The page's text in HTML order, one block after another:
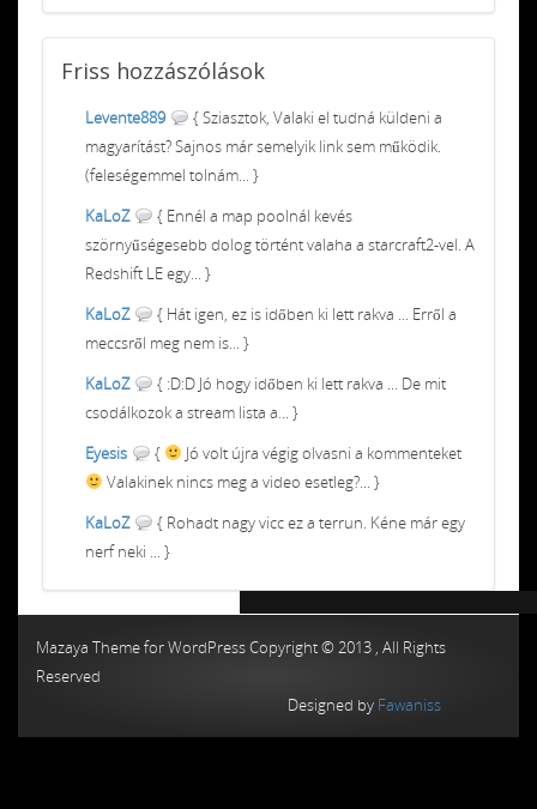
Friss hozzászólások
Levente889
{ Sziasztok, Valaki el tudná küldeni a
magyarítást? Sajnos már semelyik link sem működik.
(feleségemmel tolnám... }
KaLoZ
{ Ennél a map poolnál kevés
szörnyűségesebb dolog történt valaha a starcraft2-vel. A
Redshift LE egy... }
KaLoZ
{ Hát igen, ez is időben ki lett rakva ... Erről a
meccsről meg nem is... }
KaLoZ
{ :D:D Jó hogy időben ki lett rakva ... De mit
csodálkozok a stream lista a... }
Eyesis
{
Jó volt újra végig olvasni a kommenteket
Valakinek nincs meg a video esetleg?... }
KaLoZ
{ Rohadt nagy vicc ez a terrun. Kéne már egy
nerf neki ... }
Mazaya Theme for WordPress Copyright © 2013 , All Rights
Reserved
Designed by Fawaniss